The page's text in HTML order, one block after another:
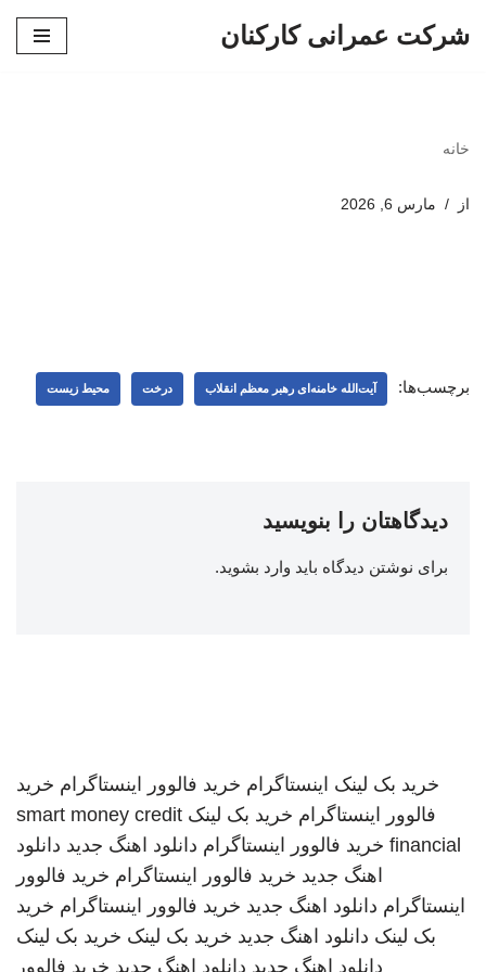
شرکت عمرانی کارکنان
خانه
از مارس 6, 2026
برچسب‌ها: آیت‌الله خامنه‌ای رهبر معظم انقلاب درخت محیط زیست
دیدگاهتان را بنویسید
برای نوشتن دیدگاه باید وارد بشوید.
خرید بک لینک اینستاگرام خرید فالوور اینستاگرام خرید
فالوور اینستاگرام خرید بک لینک smart money credit
financial خرید فالوور اینستاگرام دانلود اهنگ جدید دانلود
اهنگ جدید خرید فالوور اینستاگرام خرید فالوور
اینستاگرام دانلود اهنگ جدید خرید فالوور اینستاگرام خرید
بک لینک دانلود اهنگ جدید خرید بک لینک خرید بک لینک
دانلود اهنگ جدید دانلود اهنگ جدید خرید فالوور